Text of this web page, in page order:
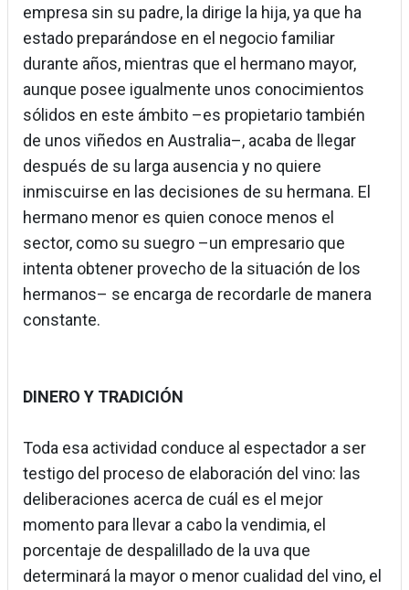
empresa sin su padre, la dirige la hija, ya que ha
estado preparándose en el negocio familiar
durante años, mientras que el hermano mayor,
aunque posee igualmente unos conocimientos
sólidos en este ámbito –es propietario también
de unos viñedos en Australia–, acaba de llegar
después de su larga ausencia y no quiere
inmiscuirse en las decisiones de su hermana. El
hermano menor es quien conoce menos el
sector, como su suegro –un empresario que
intenta obtener provecho de la situación de los
hermanos– se encarga de recordarle de manera
constante.
DINERO Y TRADICIÓN
Toda esa actividad conduce al espectador a ser
testigo del proceso de elaboración del vino: las
deliberaciones acerca de cuál es el mejor
momento para llevar a cabo la vendimia, el
porcentaje de despalillado de la uva que
determinará la mayor o menor cualidad del vino, el